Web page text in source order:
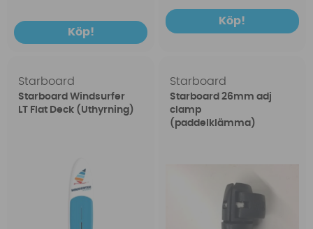
Köp!
Köp!
Starboard
Starboard Windsurfer
LT Flat Deck (Uthyrning)
Starboard
Starboard 26mm adj
clamp
(paddelklämma)